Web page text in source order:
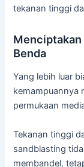
tekanan tinggi
Menciptakan
Benda
Yang lebih luar
kemampuannya
permukaan
Tekanan tinggi
sandblasting
membandel,